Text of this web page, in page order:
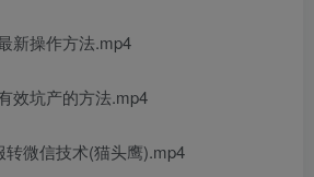
新操作方法.mp4
效坑产的方法.mp4
转微信技术(猫头鹰).mp4